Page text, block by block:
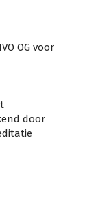
OG voor
door